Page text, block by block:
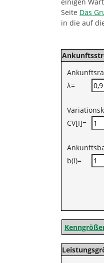
i
e
r
Seite Das
in die auf
λ=
CV[I]=
b(I)=